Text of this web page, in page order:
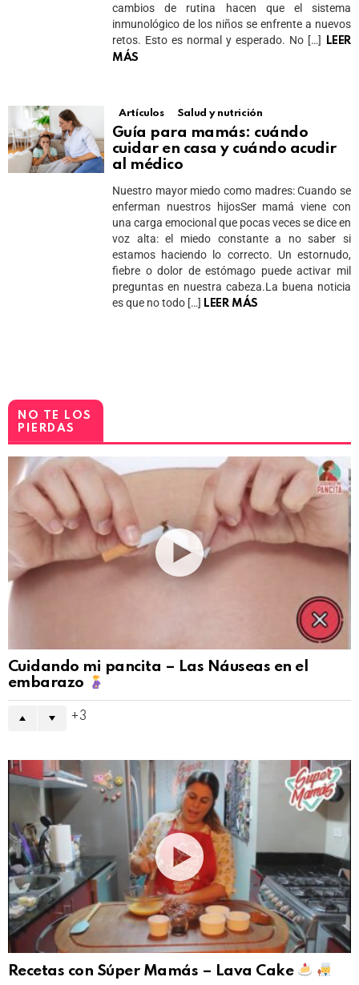
cambios de rutina hacen que el sistema
inmunológico de los niños se enfrente a nuevos
retos. Esto es normal y esperado. No […]
LEER
MÁS
Artículos Salud y nutrición
Guía para mamás: cuándo
cuidar en casa y cuándo acudir
al médico
Nuestro mayor miedo como madres: Cuando se
enferman nuestros hijosSer mamá viene con
una carga emocional que pocas veces se dice en
voz alta: el miedo constante a no saber si
estamos haciendo lo correcto. Un estornudo,
fiebre o dolor de estómago puede activar mil
preguntas en nuestra cabeza.La buena noticia
es que no todo […] LEER MÁS
NO TE LOS
PIERDAS
Cuidando mi pancita – Las Náuseas en el
embarazo
3
Recetas con Súper Mamás – Lava Cake